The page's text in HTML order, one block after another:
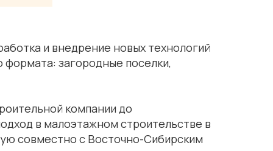
и внедрение новых технологий
загородные поселки,
компании до
в малоэтажном строительстве в
совместно с Восточно-Сибирским